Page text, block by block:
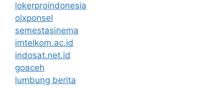
lokerproindonesia
olxponsel
semestasinema
imtelkom.ac.id
indosat.net.id
goaceh
lumbung berita